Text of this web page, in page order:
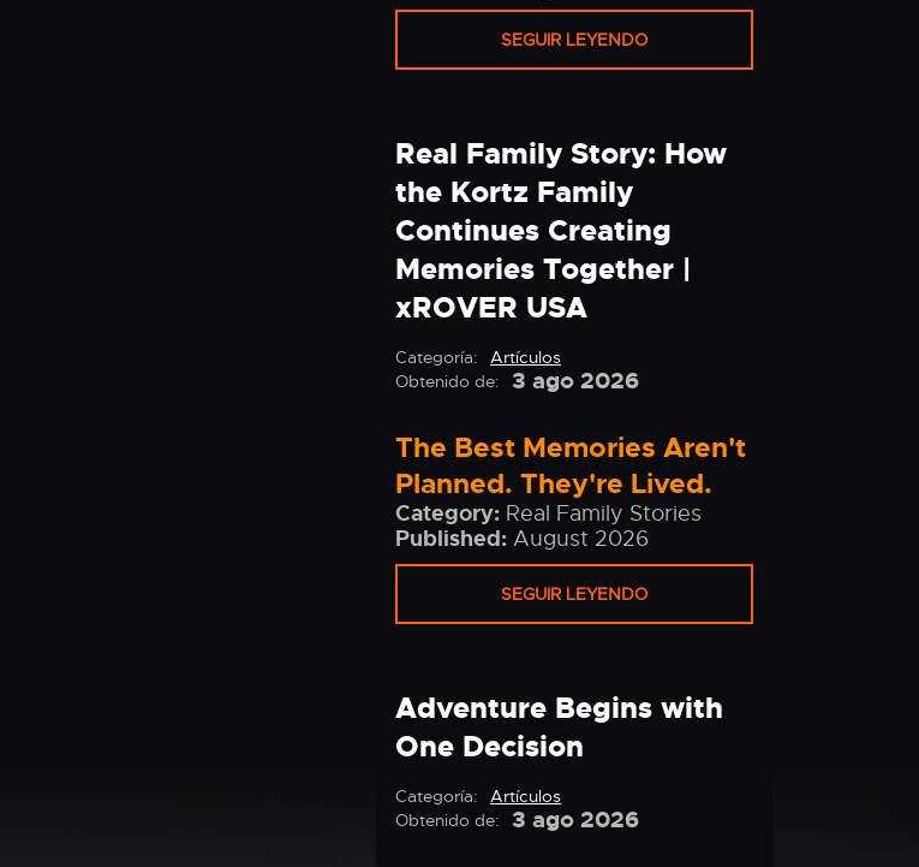
SEGUIR LEYENDO
Real Family Story: How
the Kortz Family
Continues Creating
Memories Together |
xROVER USA
Categoría:
Artículos
Obtenido de:
3 ago 2026
The Best Memories Aren't
Planned. They're Lived.
Category: Real Family Stories
Published: August 2026
SEGUIR LEYENDO
Adventure Begins with
One Decision
Categoría:
Artículos
Obtenido de:
3 ago 2026